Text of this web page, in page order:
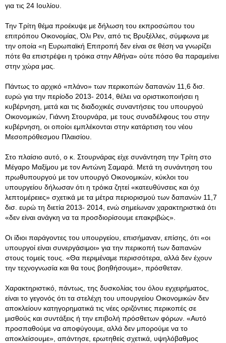
για τις 24 Ιουλίου.
Την Τρίτη θέμα προέκυψε με δήλωση του εκπροσώπου του
επιτρόπου Οικονομίας, Όλι Ρεν, από τις Βρυξέλλες, σύμφωνα με
την οποία «η Ευρωπαϊκή Επιτροπή δεν είναι σε θέση να γνωρίζει
πότε θα επιστρέψει η τρόικα στην Αθήνα» ούτε πόσο θα παραμείνει
στην χώρα μας.
Πάντως το αρχικό «πλάνο» των περικοπών δαπανών 11,6 δισ.
ευρώ για την περίοδο 2013- 2014, θέλει να οριστικοποιήσει η
κυβέρνηση, μετά και τις διαδοχικές συναντήσεις του υπουργού
Οικονομικών, Γιάννη Στουρνάρα, με τους συναδέλφους του στην
κυβέρνηση, οι οποίοι εμπλέκονται στην κατάρτιση του νέου
Μεσοπρόθεσμου Πλαισίου.
Στο πλαίσιο αυτό, ο κ. Στουρνάρας είχε συνάντηση την Τρίτη στο
Μέγαρο Μαξίμου με τον Αντώνη Σαμαρά. Μετά τη συνάντηση του
πρωθυπουργού με τον υπουργό Οικονομικών, κύκλοι του
υπουργείου δήλωσαν ότι η τρόικα ζητεί «κατευθύνσεις και όχι
λεπτομέρειες» σχετικά με τα μέτρα περιορισμού των δαπανών 11,7
δισ. ευρώ τη διετία 2013- 2014, ενώ σημείωναν χαρακτηριστικά ότι
«δεν είναι ανάγκη να τα προσδιορίσουμε επακριβώς».
Οι ίδιοι παράγοντες του υπουργείου, επισήμαναν, επίσης, ότι «οι
υπουργοί είναι συνεργάσιμοι» για την περικοπή των δαπανών
στους τομείς τους. «Θα περιμέναμε περισσότερα, αλλά δεν έχουν
την τεχνογνωσία και θα τους βοηθήσουμε», πρόσθεταν.
Χαρακτηριστικό, πάντως, της δυσκολίας του όλου εγχειρήματος,
είναι το γεγονός ότι τα στελέχη του υπουργείου Οικονομικών δεν
αποκλείουν κατηγορηματικά τις νέες οριζόντιες περικοπές σε
μισθούς και συντάξεις ή την επιβολή πρόσθετων φόρων. «Αυτό
προσπαθούμε να αποφύγουμε, αλλά δεν μπορούμε να το
αποκλείσουμε», απάντησε, ερωτηθείς σχετικά, υψηλόβαθμος